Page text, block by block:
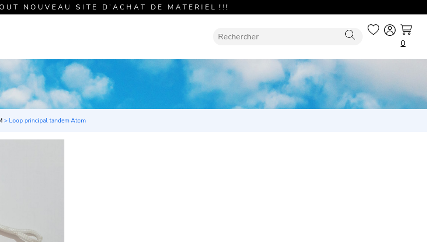
U T N O U V E A U S I T E D ' A C H A T D E M A T E R I E L ! ! !
0
> Loop principal tandem Atom